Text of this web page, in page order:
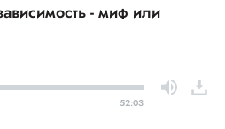
- миф или
52:03